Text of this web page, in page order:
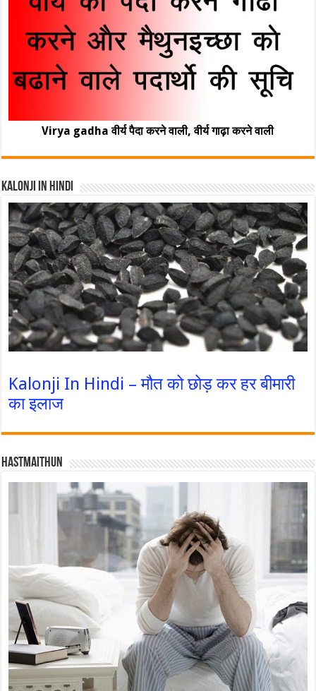
Virya gadha वीर्य पैदा करने वाली, वीर्य गाढ़ा करने वाली
Kalonji In Hindi
Kalonji In Hindi – मौत को छोड़ कर हर बीमारी
का इलाज
Hastmaithun